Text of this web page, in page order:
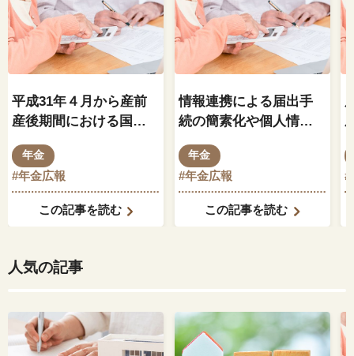
平成31年４月から産前
産後期間における国民
年金
#年金広報
この記事を読む
情報連携による届出手
続の簡素化や個人情報
応年金
#年金広報
この記事を読む
#
人気の記事